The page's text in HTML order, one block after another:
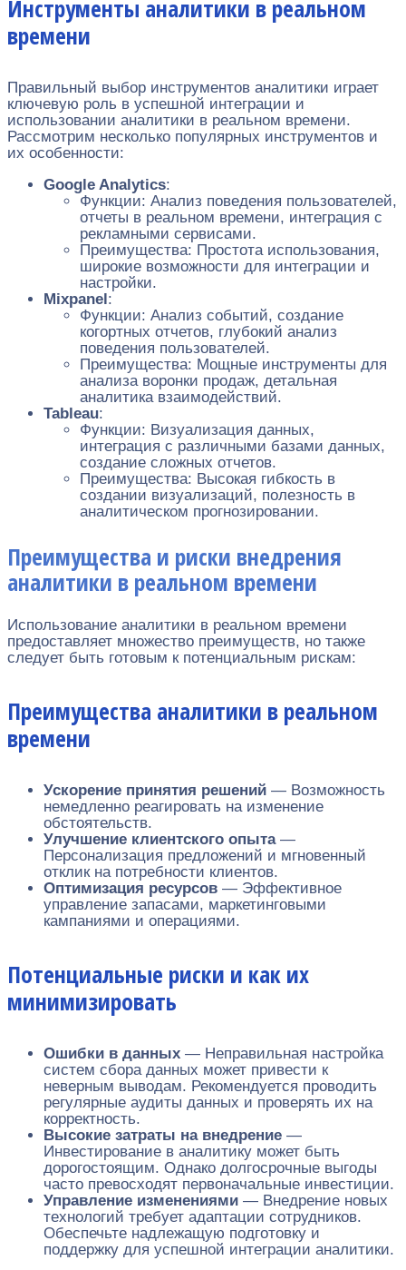
Инструменты аналитики в реальном
времени
Правильный выбор инструментов аналитики играет
ключевую роль в успешной интеграции и
использовании аналитики в реальном времени.
Рассмотрим несколько популярных инструментов и
их особенности:
Google Analytics:
Функции: Анализ поведения пользователей,
отчеты в реальном времени, интеграция с
рекламными сервисами.
Преимущества: Простота использования,
широкие возможности для интеграции и
настройки.
Mixpanel:
Функции: Анализ событий, создание
когортных отчетов, глубокий анализ
поведения пользователей.
Преимущества: Мощные инструменты для
анализа воронки продаж, детальная
аналитика взаимодействий.
Tableau:
Функции: Визуализация данных,
интеграция с различными базами данных,
создание сложных отчетов.
Преимущества: Высокая гибкость в
создании визуализаций, полезность в
аналитическом прогнозировании.
Преимущества и риски внедрения
аналитики в реальном времени
Использование аналитики в реальном времени
предоставляет множество преимуществ, но также
следует быть готовым к потенциальным рискам:
Преимущества аналитики в реальном
времени
Ускорение принятия решений — Возможность
немедленно реагировать на изменение
обстоятельств.
Улучшение клиентского опыта—
Персонализация предложений и мгновенный
отклик на потребности клиентов.
Оптимизация ресурсов — Эффективное
управление запасами, маркетинговыми
кампаниями и операциями.
Потенциальные риски и как их
минимизировать
Ошибки в данных — Неправильная настройка
систем сбора данных может привести к
неверным выводам. Рекомендуется проводить
регулярные аудиты данных и проверять их на
корректность.
Высокие затраты на внедрение —
Инвестирование в аналитику может быть
дорогостоящим. Однако долгосрочные выгоды
часто превосходят первоначальные инвестиции.
Управление изменениями — Внедрение новых
технологий требует адаптации сотрудников.
Обеспечьте надлежащую подготовку и
поддержку для успешной интеграции аналитики.